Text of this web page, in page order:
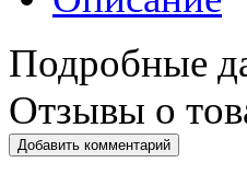
Подробные
Отзывы о
Добавить комментарий